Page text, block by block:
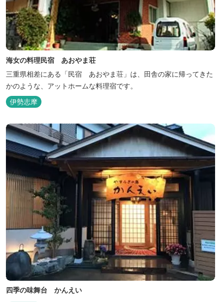
海女の料理民宿 あおやま荘
三重県相差にある「民宿 あおやま荘」は、田舎の家に帰ってきた
かのような、アットホームな料理宿です。
伊勢志摩
四季の味舞台 かんえい